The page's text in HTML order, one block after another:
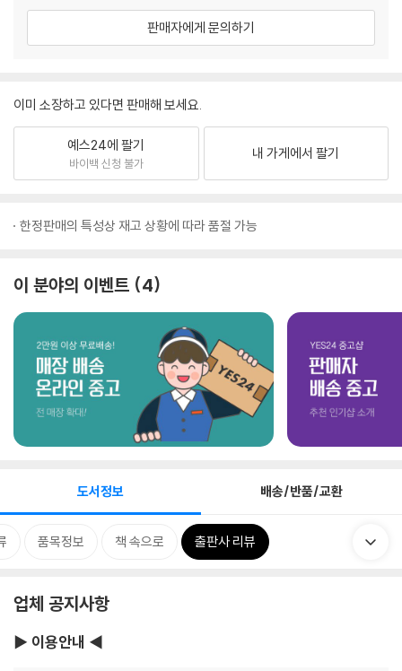
판매자에게 문의하기
이미 소장하고 있다면 판매해 보세요.
예스24에 팔기
바이백 신청 불가
내 가게에서 팔기
한정판매의 특성상 재고 상황에 따라 품절 가능
이 분야의 이벤트 4
도서정보 배송/반품/교환
품목정보 책 속으로 출판사 리뷰
업체 공지사항
▶ 이용안내 ◀